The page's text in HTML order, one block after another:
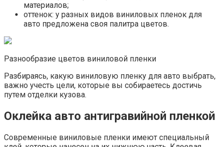
материалов;
оттенок: у разных видов виниловых пленок для
авто предложена своя палитра цветов.
Разнообразие цветов виниловой пленки
Разбираясь, какую виниловую пленку для авто выбрать,
важно учесть цели, которые вы собираетесь достичь
путем отделки кузова.
Оклейка авто антигравийной пленкой
Современные виниловые пленки имеют специальный